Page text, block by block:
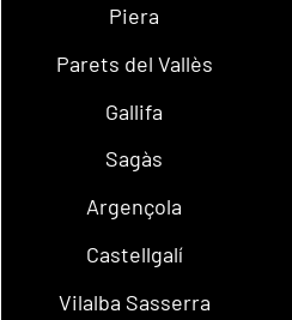
Piera
Parets del Vallès
Gallifa
Sagàs
Argençola
Castellgalí
Vilalba Sasserra